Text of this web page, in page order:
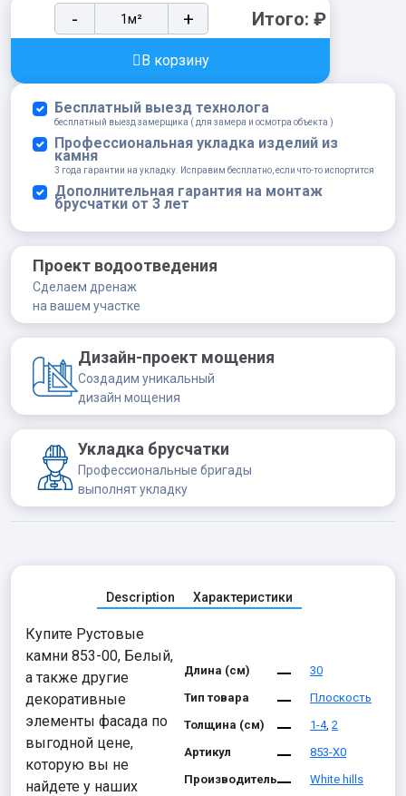
камни
Белый
quantity
- + Итого: ₽
В корзину
Бесплатный выезд технолога
бесплатный выезд замерщика ( для замера и осмотра объекта )
Профессиональная укладка изделий из
камня
3 года гарантии на укладку. Исправим бесплатно, если что-то испортится
Дополнительная гарантия на монтаж
брусчатки от 3 лет
Проект водоотведения
Сделаем дренаж
на вашем участке
Дизайн-проект мощения
Создадим уникальный
дизайн мощения
Укладка брусчатки
Профессиональные бригады
выполнят укладку
Description Характеристики
Купите Рустовые
камни 853-00, Белый,
а также другие
декоративные
элементы фасада по
выгодной цене,
которую вы не
найдете у наших
Длина (см)
30
Тип товара
Плоскость
Толщина (см)
1-4, 2
Артикул
853-X0
Производитель
White hills